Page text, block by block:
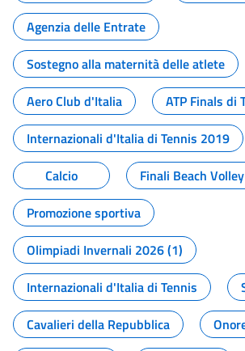
Agenzia delle Entrate
Sostegno alla maternità delle atlete
Aero Club d'Italia
ATP Finals di
Internazionali d'Italia di Tennis 2019
Calcio
Finali Beach
Promozione sportiva
Olimpiadi Invernali 2026 (1)
Internazionali d'Italia di Tennis
Cavalieri della Repubblica